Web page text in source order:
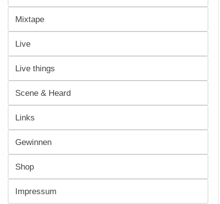
Mixtape
Live
Live things
Scene & Heard
Links
Gewinnen
Shop
Impressum